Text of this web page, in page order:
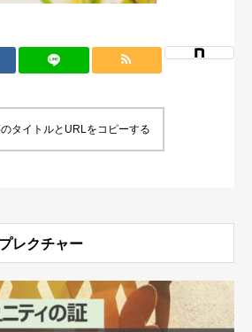
タイトルとURLをコピーする
レクチャー